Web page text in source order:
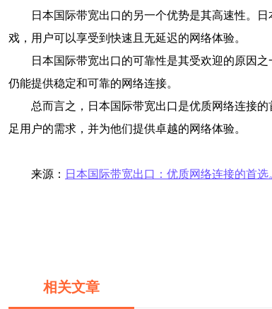
日本国际带宽出口的另一个优势是其高速性。
戏，用户可以享受到快速且无延迟的网络体验。
日本国际带宽出口的可靠性是其受欢迎的原因
仍能提供稳定和可靠的网络连接。
总而言之，日本国际带宽出口是优质网络连接
足用户的需求，并为他们提供卓越的网络体验。
来源： 日本国际带宽出口：优质网络连接的首选
相关文章